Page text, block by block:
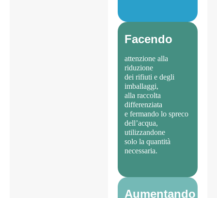
Facendo
attenzione alla
riduzione
dei rifiuti e degli
imballaggi,
alla raccolta
differenziata
e fermando lo spreco
dell’acqua,
utilizzandone
solo la quantità
necessaria.
Aumentando